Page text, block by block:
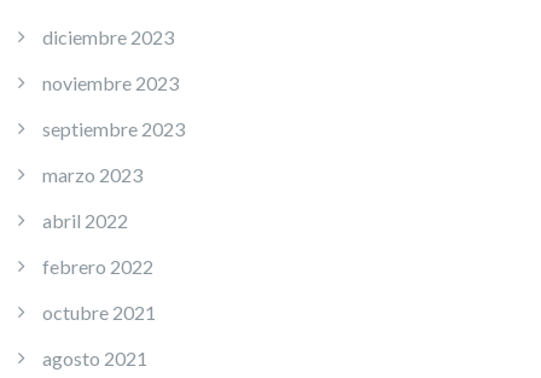
diciembre 2023
noviembre 2023
septiembre 2023
marzo 2023
abril 2022
febrero 2022
octubre 2021
agosto 2021